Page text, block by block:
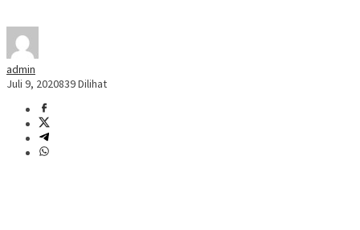
admin
Juli 9, 2020839 Dilihat